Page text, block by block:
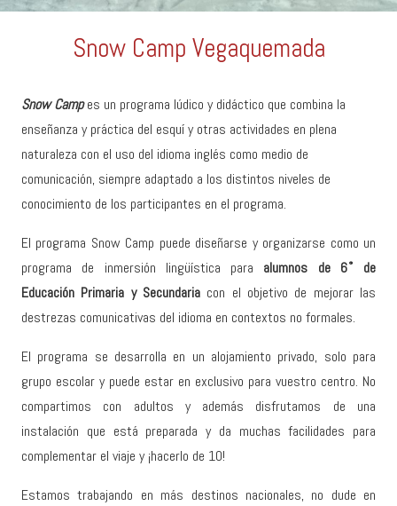
Snow Camp Vegaquemada
Snow Campes un programa lúdico y didáctico que combina la
enseñanza y práctica del esquí y otras actividades en plena
naturaleza con el uso del idioma inglés como medio de
comunicación, siempre adaptado a los distintos niveles de
conocimiento de los participantes en el programa.
El programa Snow Camp puede diseñarse y organizarse como un
programa de inmersión lingüística para alumnos de 6˚ de
Educación Primaria y Secundaria con el objetivo de mejorar las
destrezas comunicativas del idioma en contextos no formales.
El programa se desarrolla en un alojamiento privado, solo para
grupo escolar y puede estar en exclusivo para vuestro centro. No
compartimos con adultos y además disfrutamos de una
instalación que está preparada y da muchas facilidades para
complementar el viaje y ¡hacerlo de 10!
Estamos trabajando en más destinos nacionales, no dude en